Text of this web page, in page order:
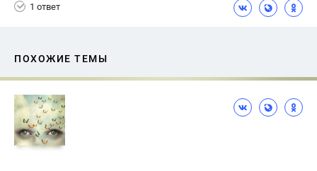
1 ответ
ПОХОЖИЕ ТЕМЫ